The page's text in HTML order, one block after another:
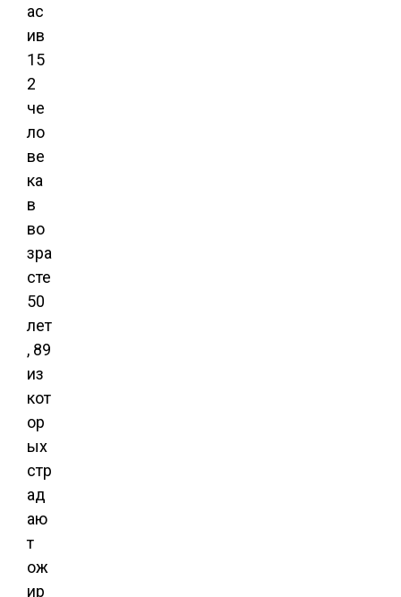
ас
ив
15
2
че
ло
ве
ка
в
во
зра
сте
50
лет
, 89
из
кот
ор
ых
стр
ад
аю
т
ож
ир